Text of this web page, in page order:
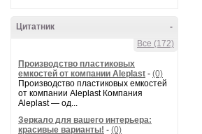
-
Цитатник
Все (172)
Производство пластиковых
емкостей от компании Aleplast - (0)
Производство пластиковых емкостей
от компании Aleplast Компания
Aleplast — од...
Зеркало для вашего интерьера:
красивые варианты! - (0)